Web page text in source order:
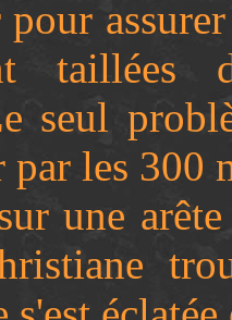
seul
les 300
une